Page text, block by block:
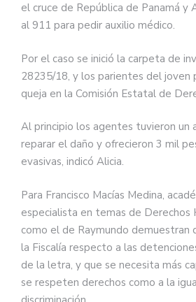
el cruce de República de Panamá y
al 911 para pedir auxilio médico.
Por el caso se inició la carpeta de
28235/18, y los parientes del joven
queja en la Comisión Estatal de
Al principio los agentes tuvieron un
reparar el daño y ofrecieron 3 mil
evasivas, indicó Alicia.
Para Francisco Macías Medina,
especialista en temas de Derechos
como el de Raymundo
la Fiscalía respecto a las
de la letra, y que se necesita más
se respeten derechos como a la